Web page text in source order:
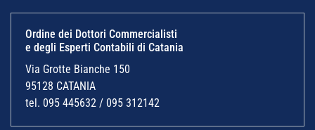
Ordine dei Dottori Commercialisti
e degli Esperti Contabili di Catania
Via Grotte Bianche 150
95128 CATANIA
tel. 095 445632 / 095 312142